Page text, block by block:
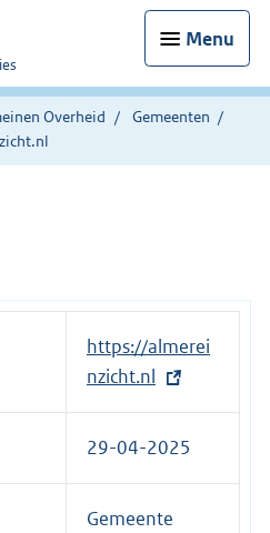
Menu
Overheid
Gemeenten
E
x
t
e
e
https://almerei
nzicht.nl
29-04-2025
Gemeente